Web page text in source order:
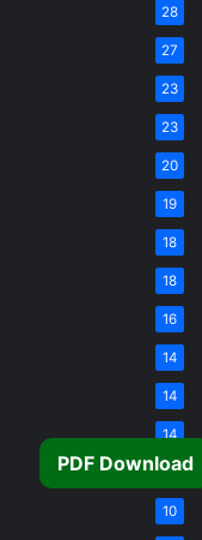
28
27
23
23
20
19
18
18
16
14
14
14
11
10
PDF Download